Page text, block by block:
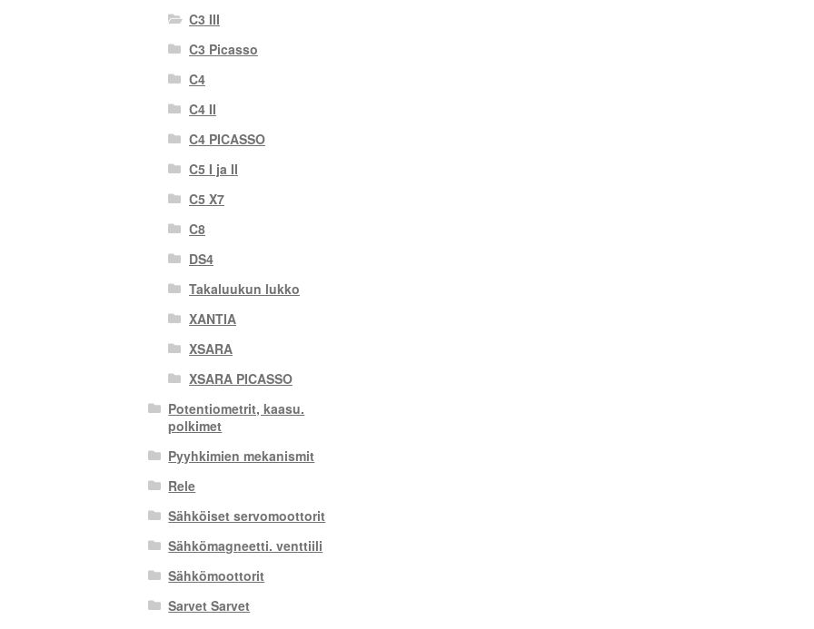
C3 III
C3 Picasso
C4
C4 II
C4 PICASSO
C5 I ja II
C5 X7
C8
DS4
Takaluukun lukko
XANTIA
XSARA
XSARA PICASSO
Potentiometrit, kaasu.
polkimet
Pyyhkimien mekanismit
Rele
Sähköiset servomoottorit
Sähkömagneetti. venttiili
Sähkömoottorit
Sarvet Sarvet